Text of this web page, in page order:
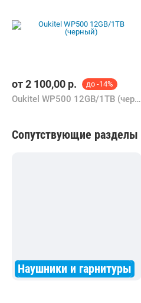
от2 100,00 р. до -14%
Oukitel WP500 12GB/1TB (черный)
Сопутствующие разделы
Наушники и гарнитуры